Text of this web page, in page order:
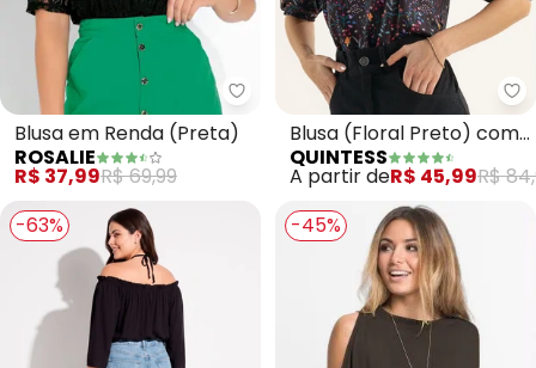
Rosalie - Blusa em Renda
Blusa em Renda (Preta)
ROSALIE
R$ 37,99R$ 69,99
Blusa (Floral Preto) com
Mangas Bufantes
QUINTESS
A partir deR$ 45,99R$
-63%
-45%